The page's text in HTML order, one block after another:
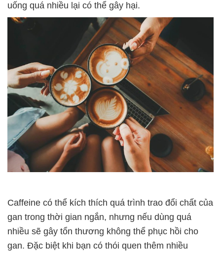
uống quá nhiều lại có thể gây hại.
Caffeine có thể kích thích quá trình trao đổi chất của
gan trong thời gian ngắn, nhưng nếu dùng quá
nhiều sẽ gây tổn thương không thể phục hồi cho
gan. Đặc biệt khi bạn có thói quen thêm nhiều